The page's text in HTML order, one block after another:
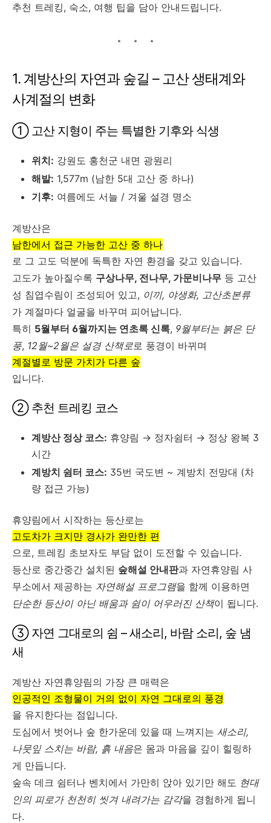
추천 트레킹, 숙소, 여행 팁을 담아 안내드립니다.
1. 계방산의 자연과 숲길 – 고산 생태계와
사계절의 변화
① 고산 지형이 주는 특별한 기후와 식생
위치: 강원도 홍천군 내면 광원리
해발: 1,577m (남한 5대 고산 중 하나)
기후: 여름에도 서늘 / 겨울 설경 명소
계방산은
남한에서 접근 가능한 고산 중 하나
로 그 고도 덕분에 독특한 자연 환경을 갖고 있습니다.
고도가 높아질수록 구상나무, 전나무, 가문비나무 등 고산
성 침엽수림이 조성되어 있고, 이끼, 야생화, 고산초본류
가 계절마다 얼굴을 바꾸며 피어납니다.
특히 5월부터 6월까지는 연초록 신록, 9월부터는 붉은 단
풍, 12월~2월은 설경 산책로로 풍경이 바뀌며
계절별로 방문 가치가 다른 숲
입니다.
② 추천 트레킹 코스
계방산 정상 코스: 휴양림 → 정자쉼터 → 정상 왕복 3
시간
계방치 쉼터 코스: 35번 국도변 ~ 계방치 전망대 (차
량 접근 가능)
휴양림에서 시작하는 등산로는
고도차가 크지만 경사가 완만한 편
으로, 트레킹 초보자도 부담 없이 도전할 수 있습니다.
등산로 중간중간 설치된 숲해설 안내판과 자연휴양림 사
무소에서 제공하는 자연해설 프로그램을 함께 이용하면
단순한 등산이 아닌 배움과 쉼이 어우러진 산책이 됩니다.
③ 자연 그대로의 쉼 – 새소리, 바람 소리, 숲 냄
새
계방산 자연휴양림의 가장 큰 매력은
인공적인 조형물이 거의 없이 자연 그대로의 풍경
을 유지한다는 점입니다.
도심에서 벗어나 숲 한가운데 있을 때 느껴지는 새소리,
나뭇잎 스치는 바람, 흙 내음은 몸과 마음을 깊이 힐링하
게 만듭니다.
숲속 데크 쉼터나 벤치에서 가만히 앉아 있기만 해도 현대
인의 피로가 천천히 씻겨 내려가는 감각을 경험하게 됩니
다.